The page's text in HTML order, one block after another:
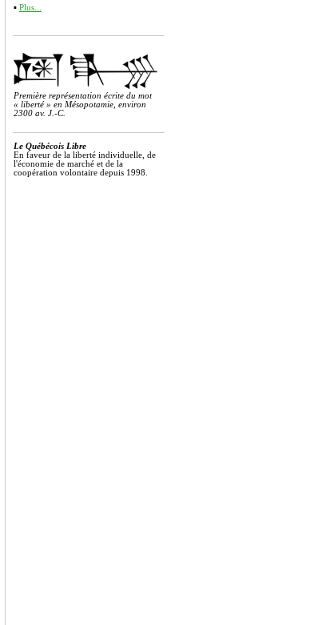
▪ Plus...
Première représentation écrite du mot
« liberté » en Mésopotamie, environ
2300 av. J.-C.
Le Québécois Libre
En faveur de la liberté individuelle, de
l'économie de marché et de la
coopération volontaire depuis 1998.